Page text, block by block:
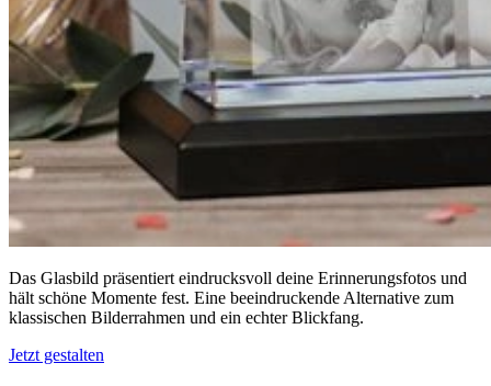
Das Glasbild präsentiert eindrucksvoll deine Erinnerungsfotos und
hält schöne Momente fest. Eine beeindruckende Alternative zum
klassischen Bilderrahmen und ein echter Blickfang.
Jetzt gestalten